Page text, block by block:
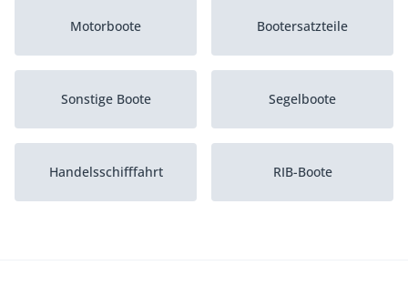
Motorboote Bootersatzteile
Sonstige Boote Segelboote
Handelsschifffahrt RIB-Boote